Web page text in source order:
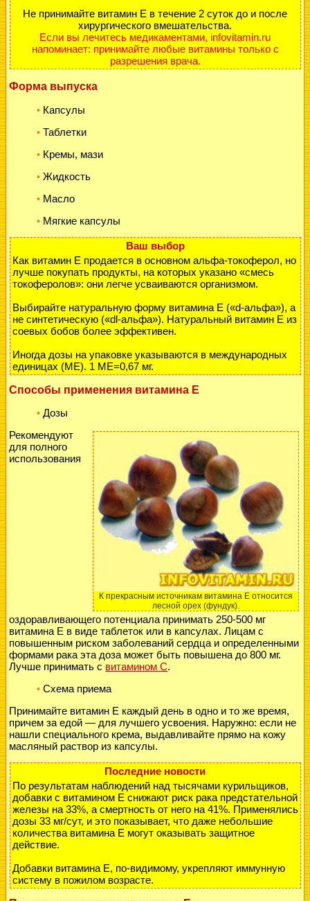
Не принимайте витамин Е в течение 2 суток до и после
хирургического вмешательства.
Если вы лечитесь медикаментами, infovitamin.ru
напоминает: принимайте любые витамины только с
разрешения врача.
Форма выпуска
• Капсулы
• Таблетки
• Кремы, мази
• Жидкость
• Масло
• Мягкие капсулы
Ваш выбор
Как витамин Е продается в основном альфа-токоферол, но
лучше покупать продукты, на которых указано «смесь
токоферолов»: они легче усваиваются организмом.
Выбирайте натуральную форму витамина Е («d-альфа»), а
не синтетическую («dl-альфа»). Натуральный витамин Е из
соевых бобов более эффективен.
Иногда дозы на упаковке указываются в международных
единицах (ME). 1 ME=0,67 мг.
Способы применения витамина Е
• Дозы
К прекрасным источникам витамина Е относится
лесной орех (фундук).
Рекомендуют
для полного
использования
оздоравливающего потенциала принимать 250-500 мг
витамина Е в виде таблеток или в капсулах. Лицам с
повышенным риском заболеваний сердца и определенными
формами рака эта доза может быть повышена до 800 мг.
Лучше принимать с витамином C.
• Схема приема
Принимайте витамин Е каждый день в одно и то же время,
причем за едой — для лучшего усвоения. Наружно: если не
нашли специального крема, выдавливайте прямо на кожу
масляный раствор из капсулы.
Последние новости
По результатам наблюдений над тысячами курильщиков,
добавки с витамином Е снижают риск рака предстательной
железы на 33%, а смертность от него на 41%. Применялись
дозы 33 мг/сут, и это показывает, что даже небольшие
количества витамина Е могут оказывать защитное
действие.
Добавки витамина Е, по-видимому, укрепляют иммунную
систему в пожилом возрасте.